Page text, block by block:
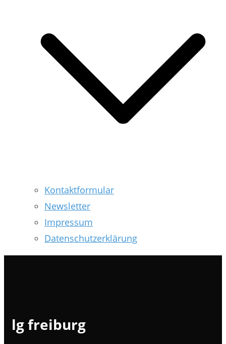
Kontaktformular
Newsletter
Impressum
Datenschutzerklärung
lg freiburg